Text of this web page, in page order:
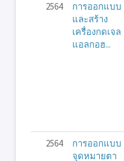
2564
การออกแบบ
และสร้าง
เครื่องกดเจล
แอลกอฮ...
2564
การออกแบบ
จุดหมายตา